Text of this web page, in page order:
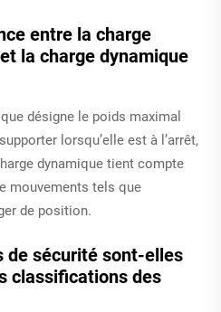
entre la charge
la charge dynamique
désigne le poids maximal
lorsqu’elle est à l’arrêt,
dynamique tient compte
mouvements tels que
de position.
de sécurité sont-elles
classifications des